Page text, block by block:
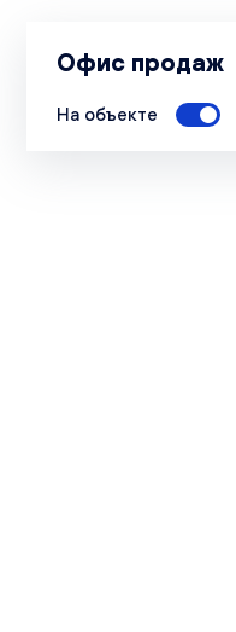
Офис продаж
На объекте